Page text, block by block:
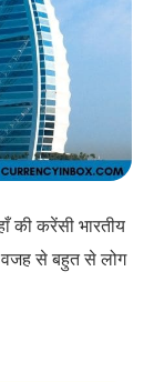
की करेंसी भारतीय
वजह से बहुत से लोग